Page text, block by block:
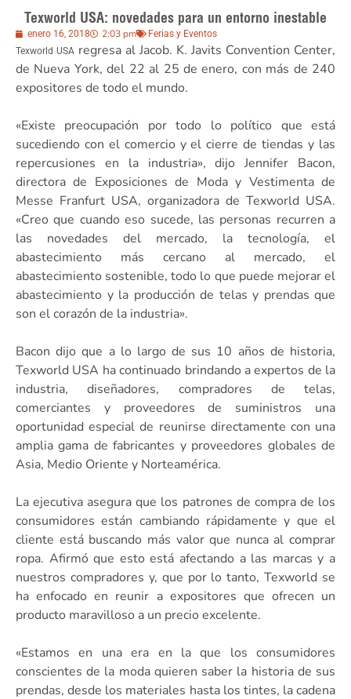
Texworld USA: novedades para un entorno inestable
enero 16, 2018 2:03 pm
Ferias y Eventos
Texworld USA regresa al Jacob. K. Javits Convention Center,
de Nueva York, del 22 al 25 de enero, con más de 240
expositores de todo el mundo.
«Existe preocupación por todo lo político que está
sucediendo con el comercio y el cierre de tiendas y las
repercusiones en la industria», dijo Jennifer Bacon,
directora de Exposiciones de Moda y Vestimenta de
Messe Franfurt USA, organizadora de Texworld USA.
«Creo que cuando eso sucede, las personas recurren a
las novedades del mercado, la tecnología, el
abastecimiento más cercano al mercado, el
abastecimiento sostenible, todo lo que puede mejorar el
abastecimiento y la producción de telas y prendas que
son el corazón de la industria».
Bacon dijo que a lo largo de sus 10 años de historia,
Texworld USA ha continuado brindando a expertos de la
industria, diseñadores, compradores de telas,
comerciantes y proveedores de suministros una
oportunidad especial de reunirse directamente con una
amplia gama de fabricantes y proveedores globales de
Asia, Medio Oriente y Norteamérica.
La ejecutiva asegura que los patrones de compra de los
consumidores están cambiando rápidamente y que el
cliente está buscando más valor que nunca al comprar
ropa. Afirmó que esto está afectando a las marcas y a
nuestros compradores y, que por lo tanto, Texworld se
ha enfocado en reunir a expositores que ofrecen un
producto maravilloso a un precio excelente.
«Estamos en una era en la que los consumidores
conscientes de la moda quieren saber la historia de sus
prendas, desde los materiales hasta los tintes, la cadena